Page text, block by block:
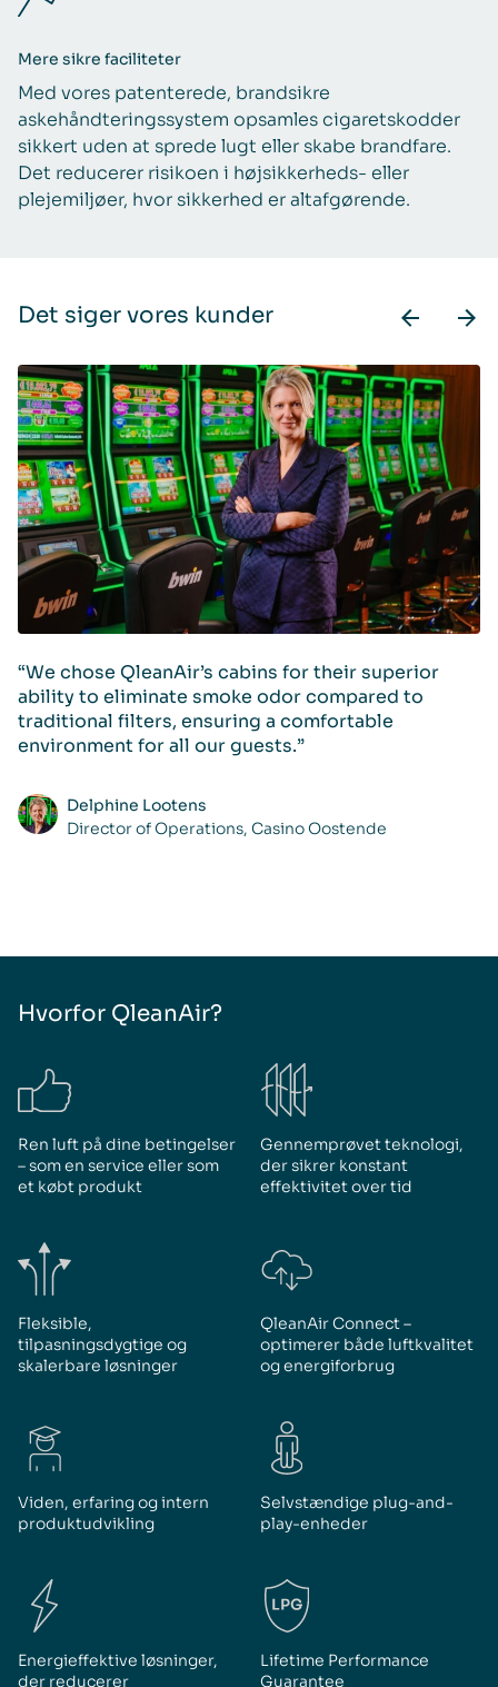
Mere sikre faciliteter
Med vores patenterede, brandsikre
askehåndteringssystem opsamles cigaretskodder
sikkert uden at sprede lugt eller skabe brandfare.
Det reducerer risikoen i højsikkerheds- eller
plejemiljøer, hvor sikkerhed er altafgørende.
Det siger vores kunder
“We chose QleanAir’s cabins for their superior
ability to eliminate smoke odor compared to
traditional filters, ensuring a comfortable
environment for all our guests.”
Delphine Lootens
Director of Operations, Casino Oostende
Hvorfor QleanAir?
Ren luft på dine betingelser
– som en service eller som
et købt produkt
Gennemprøvet teknologi,
der sikrer konstant
effektivitet over tid
Fleksible,
tilpasningsdygtige og
skalerbare løsninger
QleanAir Connect –
optimerer både luftkvalitet
og energiforbrug
Viden, erfaring og intern
produktudvikling
Selvstændige plug-and-
play-enheder
Energieffektive løsninger,
der reducerer
Lifetime Performance
Guarantee